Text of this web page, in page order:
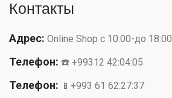
Контакты
Адрес: Online Shop с 10:00-до 18:00
Телефон: ☎️ +99312 42:04:05
Телефон: 📱+993 61 62:27:37